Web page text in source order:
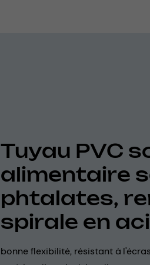
Tuyau PVC
alimentaire
phtalates,
spirale en
bonne flexibilité, résistant à